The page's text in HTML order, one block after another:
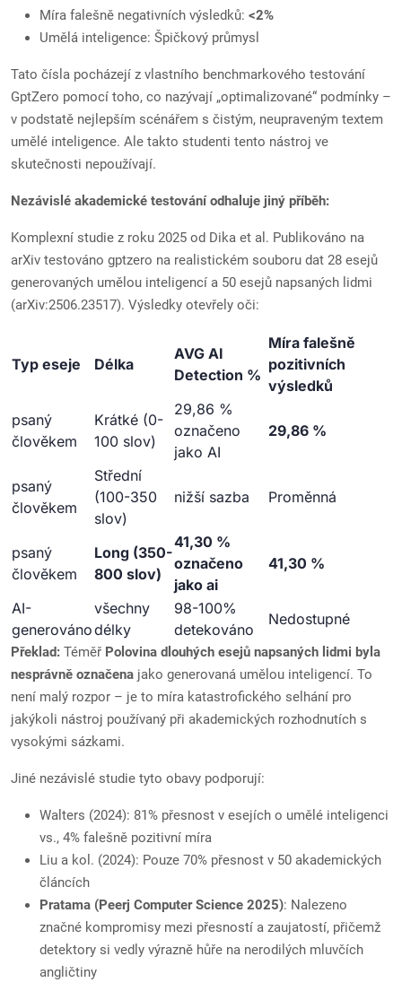
Míra falešně negativních výsledků: <2%
Umělá inteligence: Špičkový průmysl
Tato čísla pocházejí z vlastního benchmarkového testování
GptZero pomocí toho, co nazývají „optimalizované“ podmínky –
v podstatě nejlepším scénářem s čistým, neupraveným textem
umělé inteligence. Ale takto studenti tento nástroj ve
skutečnosti nepoužívají.
Nezávislé akademické testování odhaluje jiný příběh:
Komplexní studie z roku 2025 od Dika et al. Publikováno na
arXiv testováno gptzero na realistickém souboru dat 28 esejů
generovaných umělou inteligencí a 50 esejů napsaných lidmi
(arXiv:2506.23517). Výsledky otevřely oči:
Typ eseje Délka
AVG AI
Detection %
Míra falešně
pozitivních
výsledků
psaný
člověkem
Krátké (0-
100 slov)
29,86 %
označeno
jako AI
29,86 %
psaný
člověkem
Střední
(100-350
slov)
nižší sazba Proměnná
psaný
člověkem
Long (350-
800 slov)
41,30 %
označeno
jako ai
41,30 %
AI-
generováno
všechny
délky
98-100%
detekováno
Nedostupné
Překlad: Téměř Polovina dlouhých esejů napsaných lidmi byla
nesprávně označena jako generovaná umělou inteligencí. To
není malý rozpor – je to míra katastrofického selhání pro
jakýkoli nástroj používaný při akademických rozhodnutích s
vysokými sázkami.
Jiné nezávislé studie tyto obavy podporují:
Walters (2024): 81% přesnost v esejích o umělé inteligenci
vs., 4% falešně pozitivní míra
Liu a kol. (2024): Pouze 70% přesnost v 50 akademických
článcích
Pratama (Peerj Computer Science 2025): Nalezeno
značné kompromisy mezi přesností a zaujatostí, přičemž
detektory si vedly výrazně hůře na nerodilých mluvčích
angličtiny